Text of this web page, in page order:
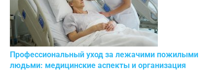
Профессиональный уход за лежачими пожилыми
людьми: медицинские аспекты и организация